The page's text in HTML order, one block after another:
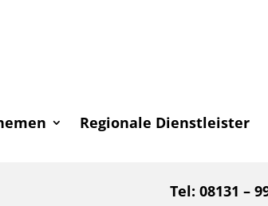
Regionale Dienstleister
Tel: 08131 –